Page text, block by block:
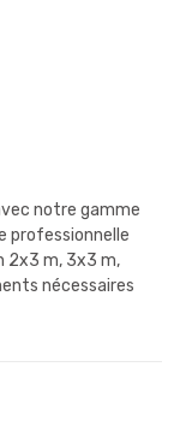
notre gamme
professionnelle
2x3 m, 3x3 m,
nécessaires